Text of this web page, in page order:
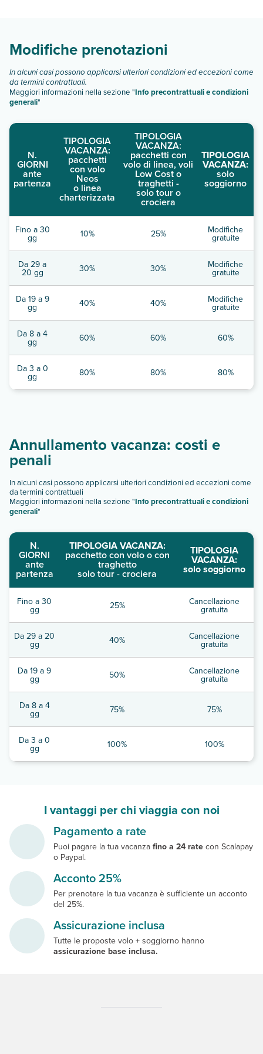
Modifiche prenotazioni
In alcuni casi possono applicarsi ulteriori condizioni ed eccezioni come
da termini contrattuali.
Maggiori informazioni nella sezione "Info precontrattuali e condizioni
generali"
N.
GIORNI
ante
partenza
TIPOLOGIA
VACANZA:
pacchetti
con volo
Neos
o linea
charterizzata
TIPOLOGIA
VACANZA:
pacchetti con
volo di linea, voli
Low Cost o
traghetti -
solo tour o
crociera
TIPOLOGIA
VACANZA:
solo
soggiorno
Fino a 30
gg 10% 25% Modifiche
gratuite
Da 29 a
20 gg 30% 30% Modifiche
gratuite
Da 19 a 9
gg 40% 40% Modifiche
gratuite
Da 8 a 4
gg 60% 60% 60%
Da 3 a 0
gg 80% 80% 80%
Annullamento vacanza: costi e
penali
In alcuni casi possono applicarsi ulteriori condizioni ed eccezioni come
da termini contrattuali
Maggiori informazioni nella sezione "Info precontrattuali e condizioni
generali"
N.
GIORNI
ante
partenza
TIPOLOGIA VACANZA:
pacchetto con volo o con
traghetto
solo tour - crociera
TIPOLOGIA
VACANZA:
solo soggiorno
Fino a 30
gg 25% Cancellazione
gratuita
Da 29 a 20
gg 40% Cancellazione
gratuita
Da 19 a 9
gg 50% Cancellazione
gratuita
Da 8 a 4
gg 75% 75%
Da 3 a 0
gg 100% 100%
I vantaggi per chi viaggia con noi
Pagamento a rate
Puoi pagare la tua vacanza fino a 24 rate con Scalapay
o Paypal.
Acconto 25%
Per prenotare la tua vacanza è sufficiente un acconto
del 25%.
Assicurazione inclusa
Tutte le proposte volo + soggiorno hanno
assicurazione base inclusa.